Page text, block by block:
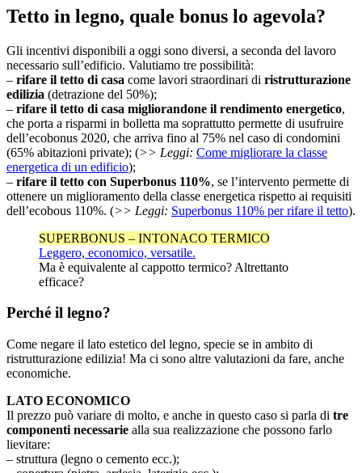
Tetto in legno, quale bonus lo agevola?
Gli incentivi disponibili a oggi sono diversi, a seconda del lavoro
necessario sull’edificio. Valutiamo tre possibilità:
– rifare il tetto di casa come lavori straordinari di ristrutturazione
edilizia (detrazione del 50%);
– rifare il tetto di casa migliorandone il rendimento energetico,
che porta a risparmi in bolletta ma soprattutto permette di usufruire
dell’ecobonus 2020, che arriva fino al 75% nel caso di condomini
(65% abitazioni private); (>> Leggi: Come migliorare la classe
energetica di un edificio);
– rifare il tetto con Superbonus 110%, se l’intervento permette di
ottenere un miglioramento della classe energetica rispetto ai requisiti
dell’ecobous 110%. (>> Leggi: Superbonus 110% per rifare il tetto).
SUPERBONUS – INTONACO TERMICO
Leggero, economico, versatile.
Ma è equivalente al cappotto termico? Altrettanto
efficace?
Perché il legno?
Come negare il lato estetico del legno, specie se in ambito di
ristrutturazione edilizia! Ma ci sono altre valutazioni da fare, anche
economiche.
LATO ECONOMICO
Il prezzo può variare di molto, e anche in questo caso si parla di tre
componenti necessarie alla sua realizzazione che possono farlo
lievitare:
– struttura (legno o cemento ecc.);